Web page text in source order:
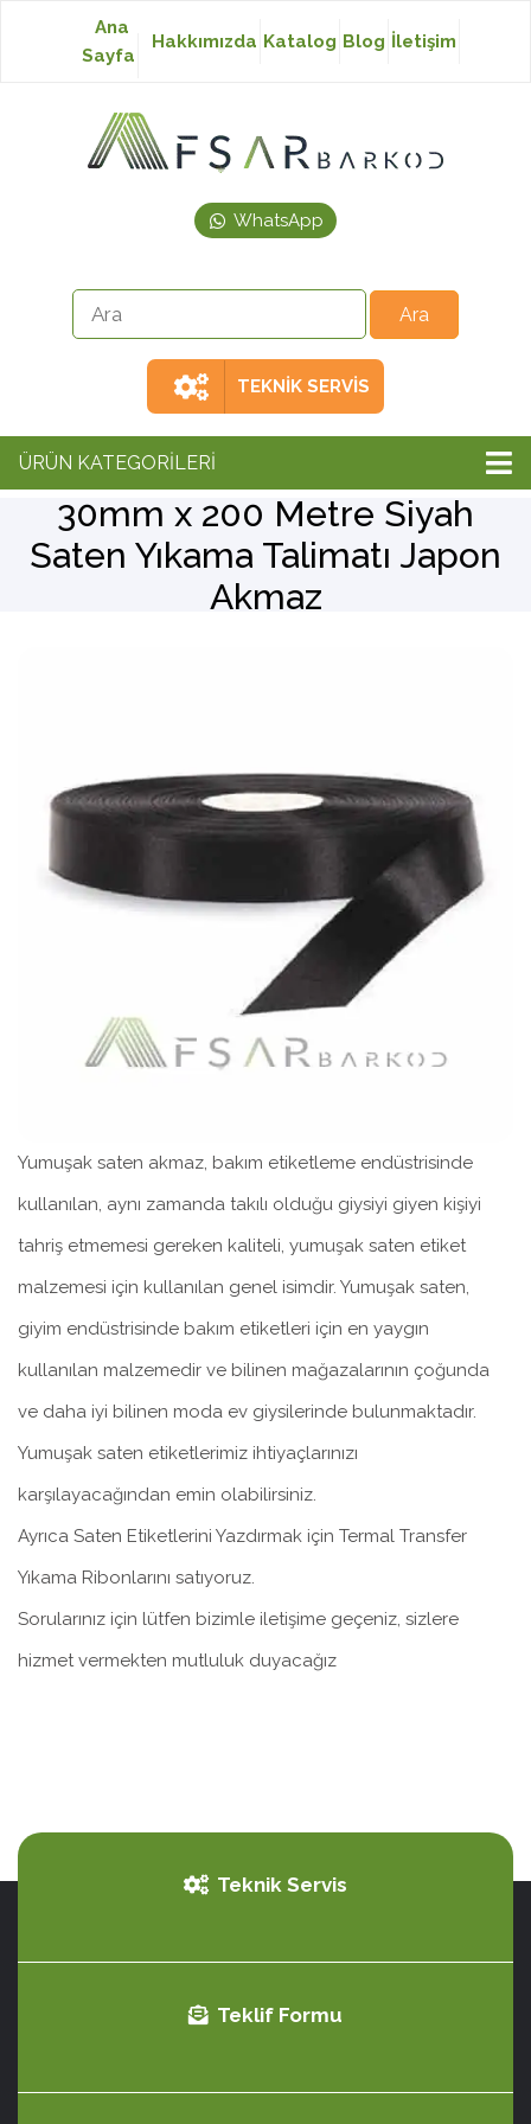
Baskısız Etiket
Japon Akmaz Yıkama
Ribon
Barkod Yazıcı
Ana
Sayfa
Hakkımızda Katalog Blog İletişim
WhatsApp
TEKNİK SERVİS
ÜRÜN KATEGORİLERİ
30mm x 200 Metre Siyah
Saten Yıkama Talimatı Japon
Akmaz
Yumuşak saten akmaz, bakım etiketleme endüstrisinde
kullanılan, aynı zamanda takılı olduğu giysiyi giyen kişiyi
tahriş etmemesi gereken kaliteli, yumuşak saten etiket
malzemesi için kullanılan genel isimdir. Yumuşak saten,
giyim endüstrisinde bakım etiketleri için en yaygın
kullanılan malzemedir ve bilinen mağazalarının çoğunda
ve daha iyi bilinen moda ev giysilerinde bulunmaktadır.
Yumuşak saten etiketlerimiz ihtiyaçlarınızı
karşılayacağından emin olabilirsiniz.
Ayrıca Saten Etiketlerini Yazdırmak için Termal Transfer
Yıkama Ribonlarını satıyoruz.
Sorularınız için lütfen bizimle iletişime geçeniz, sizlere
hizmet vermekten mutluluk duyacağız
Teknik Servis
Teklif Formu